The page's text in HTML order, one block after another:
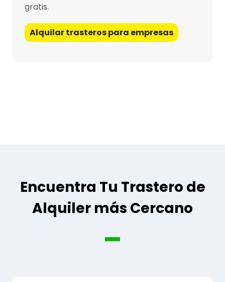
gratis.
Alquilar trasteros para empresas
Encuentra Tu Trastero de
Alquiler más Cercano